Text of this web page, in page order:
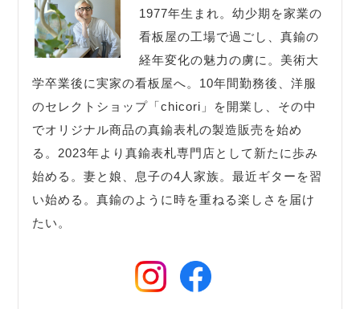
1977年生まれ。幼少期を家業の
看板屋の工場で過ごし、真鍮の
経年変化の魅力の虜に。美術大
学卒業後に実家の看板屋へ。10年間勤務後、洋服
のセレクトショップ「chicori」を開業し、その中
でオリジナル商品の真鍮表札の製造販売を始め
る。2023年より真鍮表札専門店として新たに歩み
始める。妻と娘、息子の4人家族。最近ギターを習
い始める。真鍮のように時を重ねる楽しさを届け
たい。